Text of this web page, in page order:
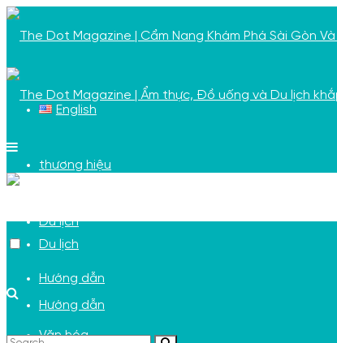
English
Du lịch
Hướng dẫn
thương hiệu
Du lịch
Hướng dẫn
Văn hóa